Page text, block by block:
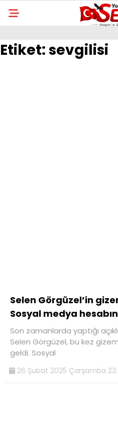
Etiket:sevgilisi
Selen Görgüzel’in
Sosyal medya
Son zamanlarda yaptığı
Selen Görgüzel, bu kez
geldi. Sosyal
26 Şubat 2025 Çarşamba